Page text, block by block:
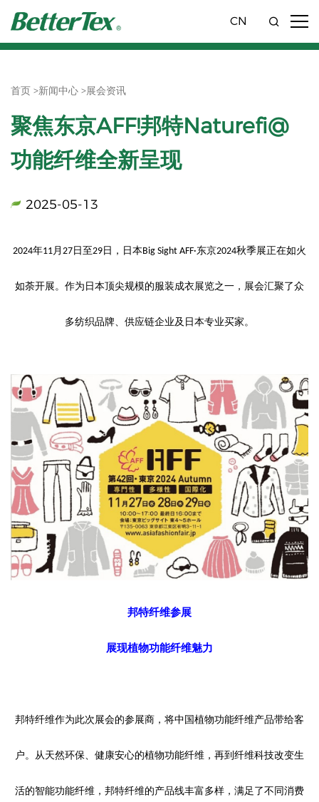
CN
首页 >新闻中心 >展会资讯
聚焦东京AFF!邦特Naturefi@
功能纤维全新呈现
2025-05-13
2024年11 月 27日至29日，日本Big Sight AFF·东京2024秋季展正在如火
如荼开展 。作为日本顶尖规模的服装成衣展览之一，展会汇聚了众
多纺织品牌 供应链企业及 日本专业买家。
邦特纤维参展
展现植物功能纤维魅力
邦特纤维作为此次展会的参展商， 将中国 植物功能纤维产品带给客
户。从天然环保、健康安心的植物功能纤维，再到 纤维科技改变生
活的智能功能纤维，邦特纤维的产品线丰富多样，满足了不同消费